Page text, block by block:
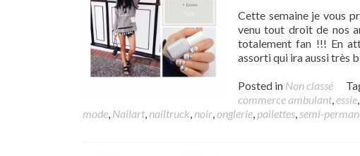
Cette semaine je vous
venu tout droit de nos
totalement fan !!! En
assorti qui ira aussi très
Posted in Non classé
commerce ambulant,essie,
mode, Nailart, nailtruck, noir,onglerie, pailettes,semi-